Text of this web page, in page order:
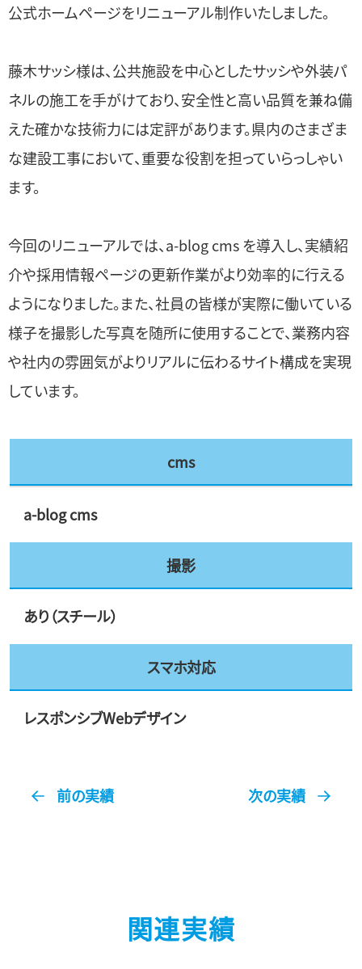
公式ホームページをリニューアル制作いたしました。
藤木サッシ様は、公共施設を中心としたサッシや外装パ
ネルの施工を手がけており、安全性と高い品質を兼ね備
えた確かな技術力には定評があります。県内のさまざま
な建設工事において、重要な役割を担っていらっしゃい
ます。
今回のリニューアルでは、a-blog cms を導入し、実績紹
介や採用情報ページの更新作業がより効率的に行える
ようになりました。また、社員の皆様が実際に働いている
様子を撮影した写真を随所に使用することで、業務内容
や社内の雰囲気がよりリアルに伝わるサイト構成を実現
しています。
cms
a-blog cms
撮影
あり（スチール）
スマホ対応
レスポンシブWebデザイン
前の実績 次の実績
関連実績